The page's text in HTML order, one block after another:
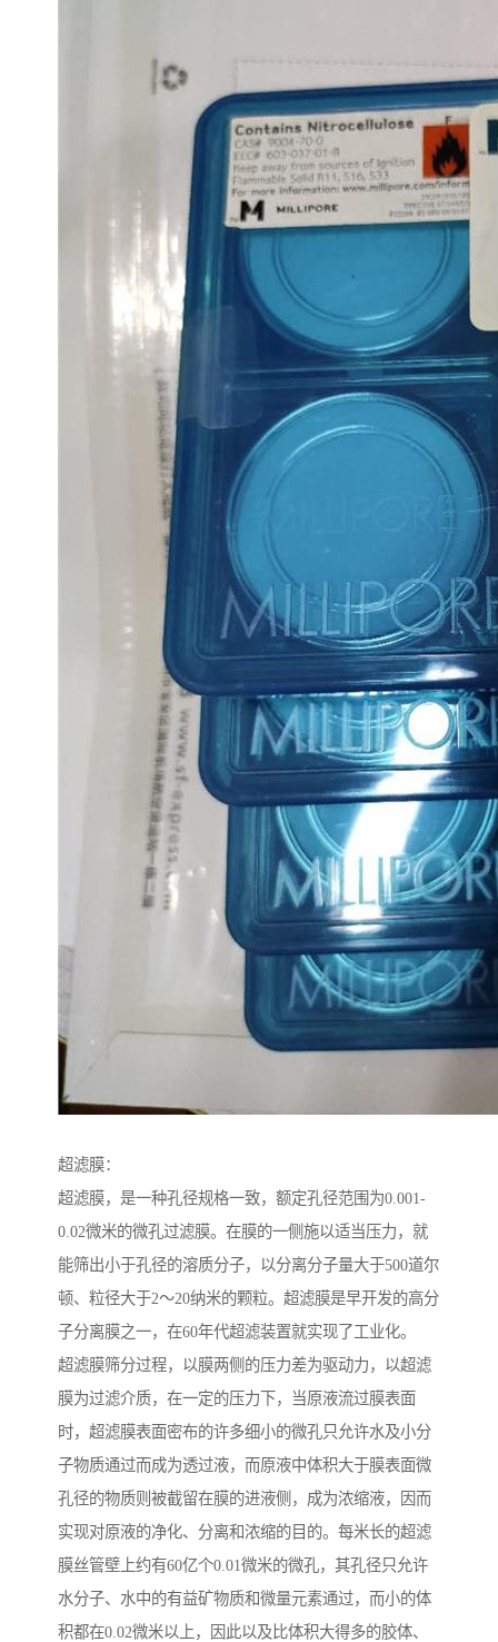
超滤膜：
超滤膜，是一种孔径规格一致，额定孔径范围为0.001-
0.02微米的微孔过滤膜。在膜的一侧施以适当压力，就
能筛出小于孔径的溶质分子，以分离分子量大于500道尔
顿、粒径大于2～20纳米的颗粒。超滤膜是早开发的高分
子分离膜之一，在60年代超滤装置就实现了工业化。
超滤膜筛分过程，以膜两侧的压力差为驱动力，以超滤
膜为过滤介质，在一定的压力下，当原液流过膜表面
时，超滤膜表面密布的许多细小的微孔只允许水及小分
子物质通过而成为透过液，而原液中体积大于膜表面微
孔径的物质则被截留在膜的进液侧，成为浓缩液，因而
实现对原液的净化、分离和浓缩的目的。每米长的超滤
膜丝管壁上约有60亿个0.01微米的微孔，其孔径只允许
水分子、水中的有益矿物质和微量元素通过，而小的体
积都在0.02微米以上，因此以及比体积大得多的胶体、